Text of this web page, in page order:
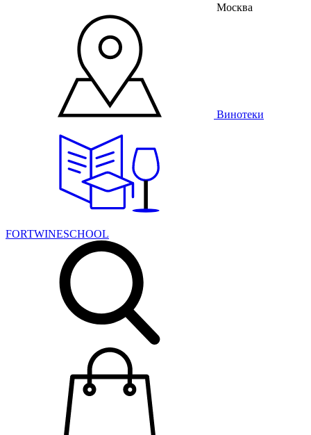
Москва
Винотеки
FORTWINESCHOOL